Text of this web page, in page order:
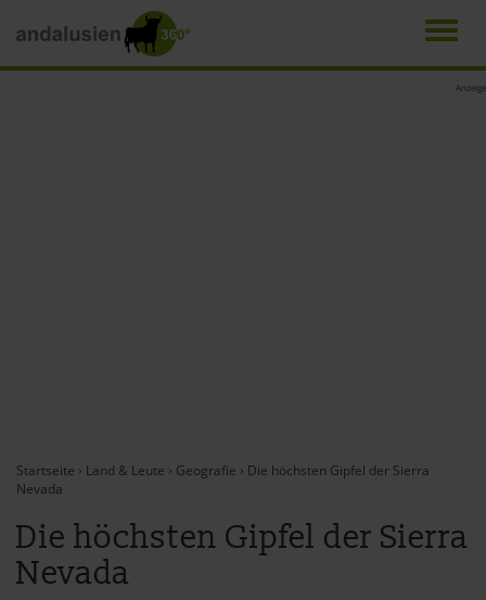
Anzeige
Startseite › Land & Leute › Geografie › Die höchsten Gipfel der Sierra
Nevada
Die höchsten Gipfel der Sierra
Nevada